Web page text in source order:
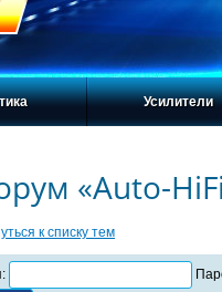
Усилители
«Auto-
к списку тем